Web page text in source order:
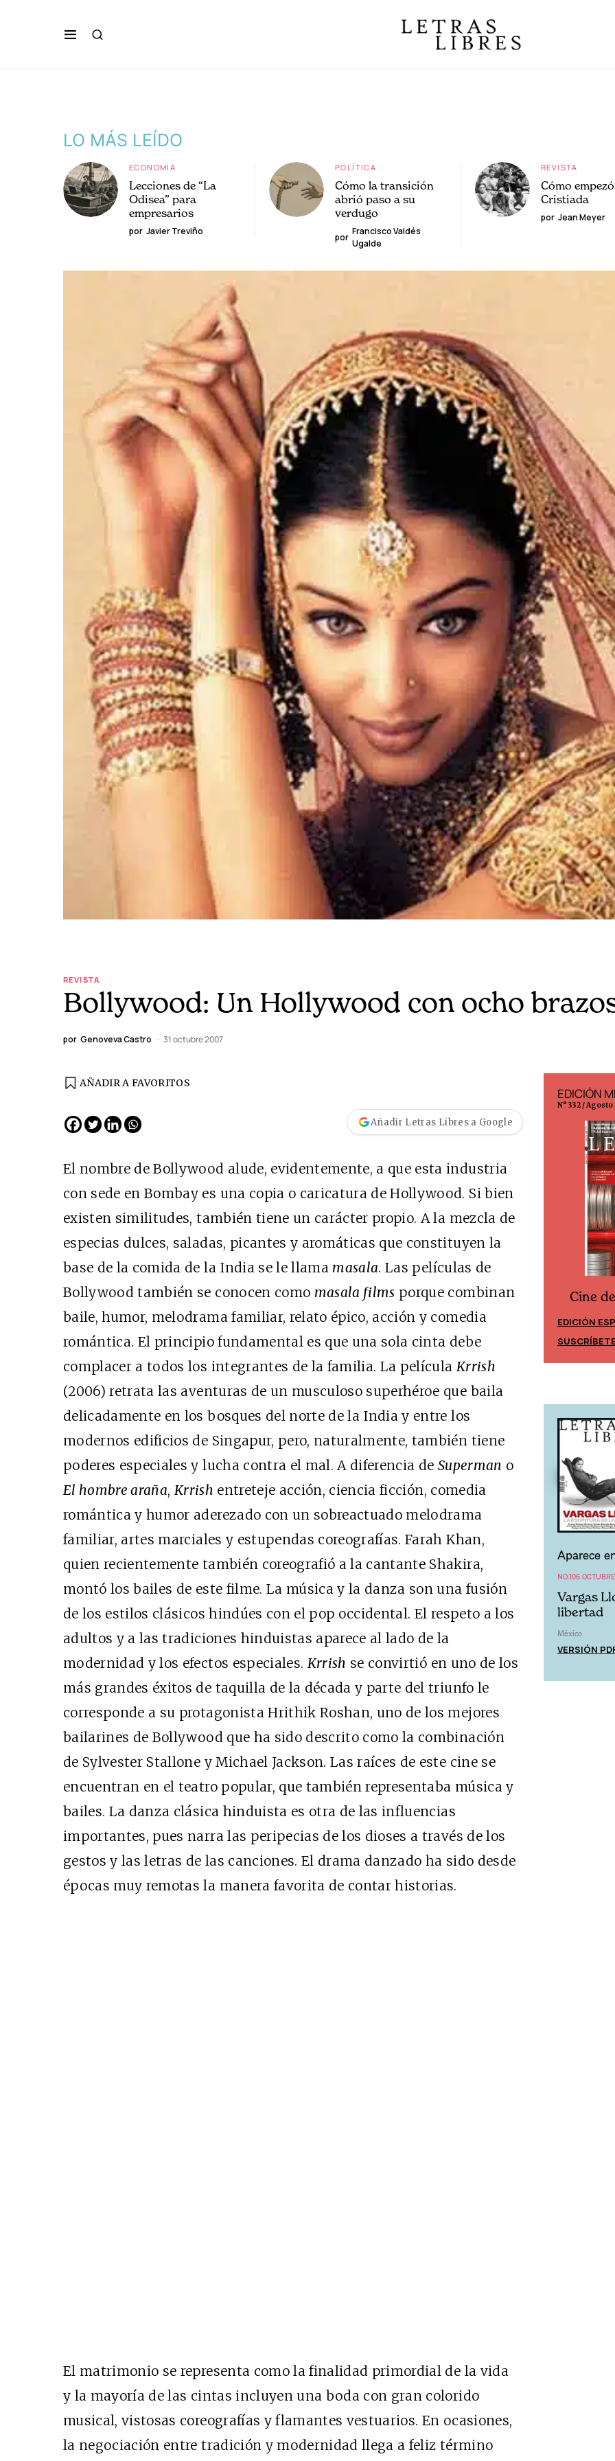
LO MÁS LEÍDO
ECONOMÍA
Lecciones de “La
Odisea” para
empresarios
por Javier Treviño
POLÍTICA
Cómo la transición
abrió paso a su
verdugo
por
Francisco Valdés
Ugalde
REVISTA
Cómo
Cristiada
por Jean Meyer
REVISTA
Bollywood: Un Hollywood con ocho
por Genoveva Castro 31 octubre 2007
AÑADIR A FAVORITOS
Añadir Letras Libres a Google
El nombre de Bollywood alude, evidentemente, a que esta industria
con sede en Bombay es una copia o caricatura de Hollywood. Si bien
existen similitudes, también tiene un carácter propio. A la mezcla de
especias dulces, saladas, picantes y aromáticas que constituyen la
base de la comida de la India se le llama masala. Las películas de
Bollywood también se conocen como masala films porque combinan
baile, humor, melodrama familiar, relato épico, acción y comedia
romántica. El principio fundamental es que una sola cinta debe
complacer a todos los integrantes de la familia. La película Krrish
(2006) retrata las aventuras de un musculoso superhéroe que baila
delicadamente en los bosques del norte de la India y entre los
modernos edificios de Singapur, pero, naturalmente, también tiene
poderes especiales y lucha contra el mal. A diferencia de Superman o
El hombre araña, Krrish entreteje acción, ciencia ficción, comedia
romántica y humor aderezado con un sobreactuado melodrama
familiar, artes marciales y estupendas coreografías. Farah Khan,
quien recientemente también coreografió a la cantante Shakira,
montó los bailes de este filme. La música y la danza son una fusión
de los estilos clásicos hindúes con el pop occidental. El respeto a los
adultos y a las tradiciones hinduistas aparece al lado de la
modernidad y los efectos especiales. Krrish se convirtió en uno de los
más grandes éxitos de taquilla de la década y parte del triunfo le
corresponde a su protagonista Hrithik Roshan, uno de los mejores
bailarines de Bollywood que ha sido descrito como la combinación
de Sylvester Stallone y Michael Jackson. Las raíces de este cine se
encuentran en el teatro popular, que también representaba música y
bailes. La danza clásica hinduista es otra de las influencias
importantes, pues narra las peripecias de los dioses a través de los
gestos y las letras de las canciones. El drama danzado ha sido desde
épocas muy remotas la manera favorita de contar historias.
El matrimonio se representa como la finalidad primordial de la vida
y la mayoría de las cintas incluyen una boda con gran colorido
musical, vistosas coreografías y flamantes vestuarios. En ocasiones,
la negociación entre tradición y modernidad llega a feliz término
Cine desde los márgenes
EDICIÓN MÉXICO
SUSCRÍBETE
EDICIÓN
N° 332 / Agosto
Cine
EDICIÓN
Aparece
NO.106
Vargas
libertad
México
VERSIÓN